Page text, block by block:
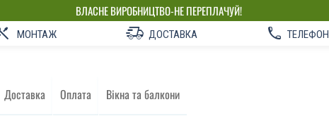
ВЛАСНЕ ВИРОБНИЦТВО-НЕ ПЕРЕПЛАЧУЙ!
МОНТАЖ ДОСТАВКА ТЕЛЕФОН
Доставка Оплата Вікна та балкони